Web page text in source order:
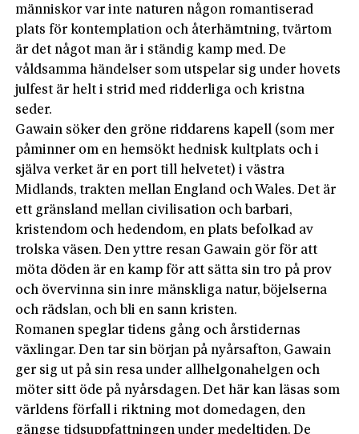
människor var inte naturen någon romantiserad
plats för kontemplation och återhämtning, tvärtom
är det något man är i ständig kamp med. De
våldsamma händelser som utspelar sig under hovets
julfest är helt i strid med ridderliga och kristna
seder.
Gawain söker den gröne riddarens kapell (som mer
påminner om en hemsökt hednisk kultplats och i
själva verket är en port till helvetet) i västra
Midlands, trakten mellan England och Wales. Det är
ett gränsland mellan civilisation och barbari,
kristendom och hedendom, en plats befolkad av
trolska väsen. Den yttre resan Gawain gör för att
möta döden är en kamp för att sätta sin tro på prov
och övervinna sin inre mänskliga natur, böjelserna
och rädslan, och bli en sann kristen.
Romanen speglar tidens gång och årstidernas
växlingar. Den tar sin början på nyårsafton, Gawain
ger sig ut på sin resa under allhelgonahelgen och
möter sitt öde på nyårsdagen. Det här kan läsas som
världens förfall i riktning mot domedagen, den
gängse tidsuppfattningen under medeltiden. De